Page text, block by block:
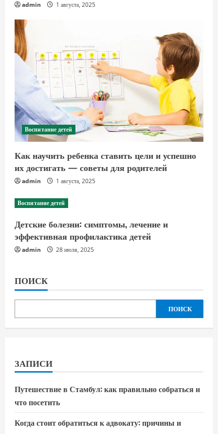
admin 1 августа, 2025
Воспитание детей
Как научить ребенка ставить цели и успешно
их достигать — советы для родителей
admin 1 августа, 2025
Воспитание детей
Детские болезни: симптомы, лечение и
эффективная профилактика детей
admin 28 июля, 2025
ПОИСК
ПОИСК
ЗАПИСИ
Путешествие в Стамбул: как правильно собраться и
что посетить
Когда стоит обратиться к адвокату: причины и